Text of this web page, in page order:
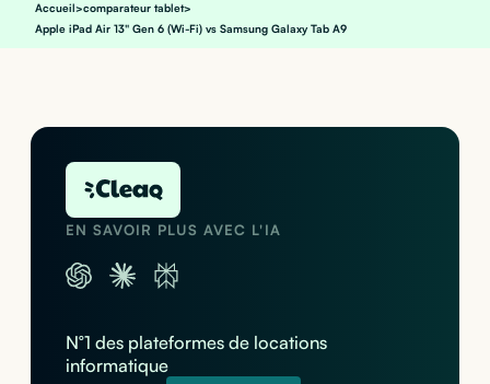
Accueil>comparateur tablet>
Apple iPad Air 13" Gen 6 (Wi-Fi) vs Samsung Galaxy Tab A9
EN SAVOIR PLUS AVEC L'IA
N°1 des plateformes de locations
informatique